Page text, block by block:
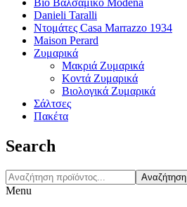
Bio Βαλσάμικο Modena
Danieli Taralli
Ντομάτες Casa Marrazzo 1934
Maison Perard
Ζυμαρικά
Μακριά Ζυμαρικά
Κοντά Ζυμαρικά
Βιολογικά Ζυμαρικά
Σάλτσες
Πακέτα
Search
Αναζήτηση
Menu